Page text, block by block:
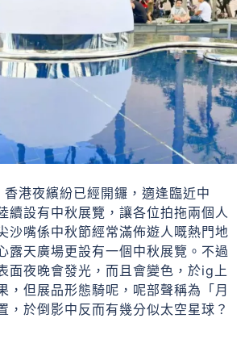
香港夜繽紛已經開鑼，適逢臨近中
續設有中秋展覽，讓各位拍拖兩個人
沙嘴係中秋節經常滿佈遊人嘅熱門地
露天廣場更設有一個中秋展覽。不過
面夜晚會發光，而且會變色，於ig上
，但展品形態騎呢，呢部聲稱為「月
，於倒影中反而有幾分似太空星球？